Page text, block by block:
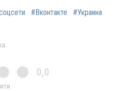
#Вконтакте #Украина
0,0